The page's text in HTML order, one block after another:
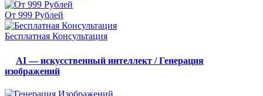
От 999 Рублей
Бесплатная Консультация
AI — искусственный интеллект / Генерация
изображений